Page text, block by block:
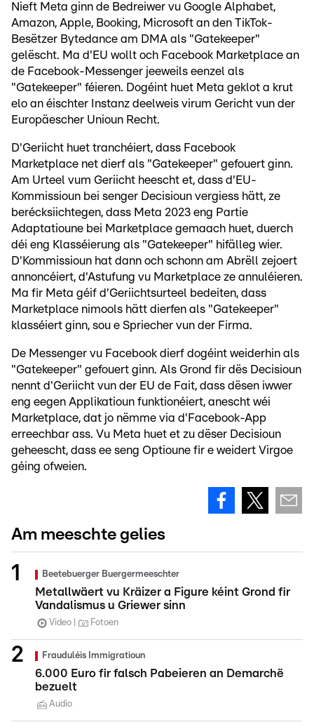
Nieft Meta ginn de Bedreiwer vu Google Alphabet,
Amazon, Apple, Booking, Microsoft an den TikTok-
Besëtzer Bytedance am DMA als "Gatekeeper"
gelëscht. Ma d'EU wollt och Facebook Marketplace an
de Facebook-Messenger jeeweils eenzel als
"Gatekeeper" féieren. Dogéint huet Meta geklot a krut
elo an éischter Instanz deelweis virum Gericht vun der
Europäescher Unioun Recht.
D'Geriicht huet tranchéiert, dass Facebook
Marketplace net dierf als "Gatekeeper" gefouert ginn.
Am Urteel vum Geriicht heescht et, dass d'EU-
Kommissioun bei senger Decisioun vergiess hätt, ze
berécksiichtegen, dass Meta 2023 eng Partie
Adaptatioune bei Marketplace gemaach huet, duerch
déi eng Klasséierung als "Gatekeeper" hifälleg wier.
D'Kommissioun hat dann och schonn am Abrëll zejoert
annoncéiert, d'Astufung vu Marketplace ze annuléieren.
Ma fir Meta géif d'Geriichtsurteel bedeiten, dass
Marketplace nimools hätt dierfen als "Gatekeeper"
klasséiert ginn, sou e Spriecher vun der Firma.
De Messenger vu Facebook dierf dogéint weiderhin als
"Gatekeeper" gefouert ginn. Als Grond fir dës Decisioun
nennt d'Geriicht vun der EU de Fait, dass dësen iwwer
eng eegen Applikatioun funktionéiert, anescht wéi
Marketplace, dat jo nëmme via d'Facebook-App
erreechbar ass. Vu Meta huet et zu dëser Decisioun
geheescht, dass ee seng Optioune fir e weidert Virgoe
géing ofweien.
Am meeschte gelies
Beetebuerger Buergermeeschter
Metallwäert vu Kräizer a Figure kéint Grond fir
Vandalismus u Griewer sinn
Video Fotoen
Frauduléis Immigratioun
6.000 Euro fir falsch Pabeieren an Demarchë
bezuelt
Audio